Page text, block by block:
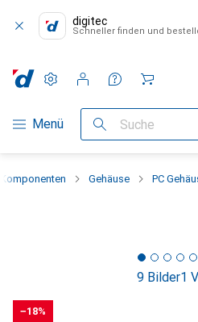
digitec
Schneller finden und
Navigation nach Kategorien
Menü Suche
Einstellungen
Kundenkonto
Vergleichslisten
Merklisten
Warenkorb
Komponenten Gehäuse PC
9 Bilder1
−18%